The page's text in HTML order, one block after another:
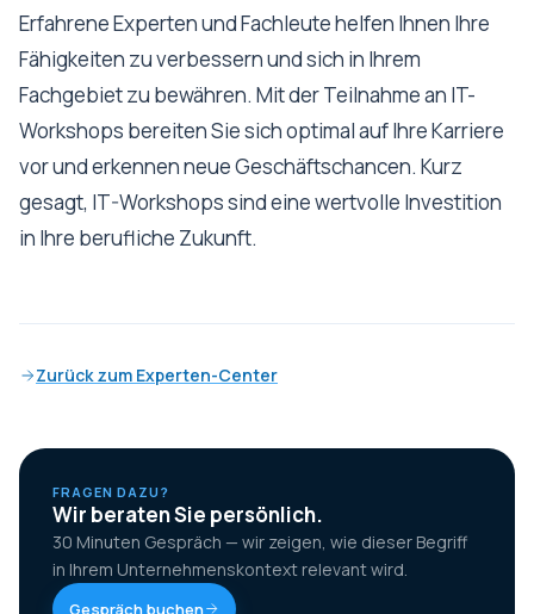
Erfahrene Experten und Fachleute helfen Ihnen Ihre
Fähigkeiten zu verbessern und sich in Ihrem
Fachgebiet zu bewähren. Mit der Teilnahme an IT-
Workshops bereiten Sie sich optimal auf Ihre Karriere
vor und erkennen neue Geschäftschancen. Kurz
gesagt, IT-Workshops sind eine wertvolle Investition
in Ihre berufliche Zukunft.
Zurück zum Experten-Center
FRAGEN DAZU?
Wir beraten Sie persönlich.
30 Minuten Gespräch — wir zeigen, wie dieser Begriff
in Ihrem Unternehmenskontext relevant wird.
Gespräch buchen